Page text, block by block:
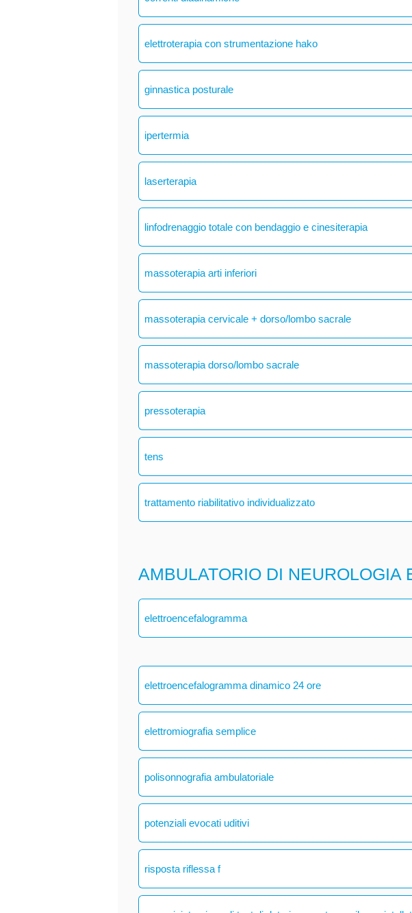
elettroterapia con strumentazione hako
ginnastica posturale
ipertermia
laserterapia
linfodrenaggio totale con bendaggio e cinesiterapia
massoterapia arti inferiori
massoterapia cervicale + dorso/lombo sacrale
massoterapia dorso/lombo sacrale
pressoterapia
tens
trattamento riabilitativo individualizzato
AMBULATORIO DI NEUROLOGIA
elettroencefalogramma
elettroencefalogramma dinamico 24 ore
elettromiografia semplice
polisonnografia ambulatoriale
potenziali evocati uditivi
risposta riflessa f